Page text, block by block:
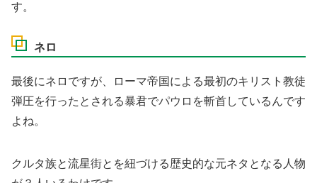
す。
ネロ
最後にネロですが、ローマ帝国による最初のキリスト教徒
弾圧を行ったとされる暴君でパウロを斬首しているんです
よね。
クルタ族と流星街とを紐づける歴史的な元ネタとなる人物